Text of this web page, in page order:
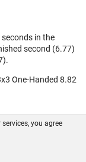
in the
second (6.77)
One-Handed 8.82
you agree